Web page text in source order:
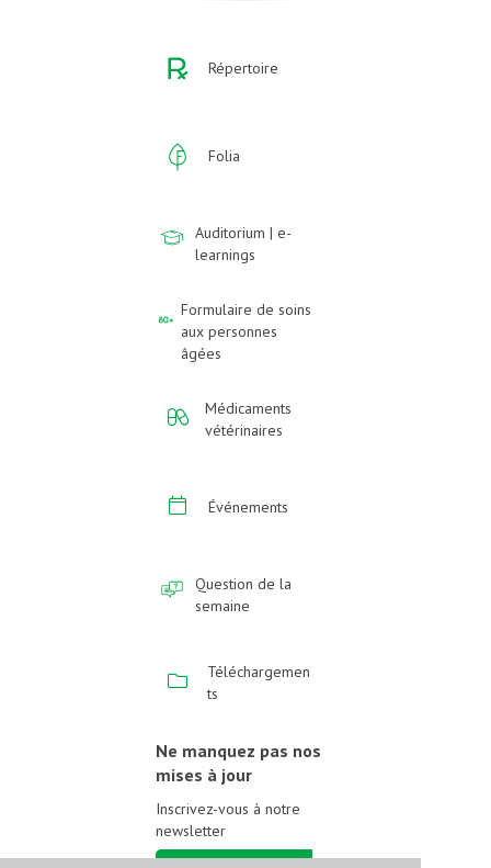
Répertoire
Folia
Auditorium | e-
learnings
Formulaire de soins
aux personnes
âgées
Médicaments
vétérinaires
Événements
Question de la
semaine
Téléchargemen
ts
Ne manquez pas nos
mises à jour
Inscrivez-vous à notre
newsletter